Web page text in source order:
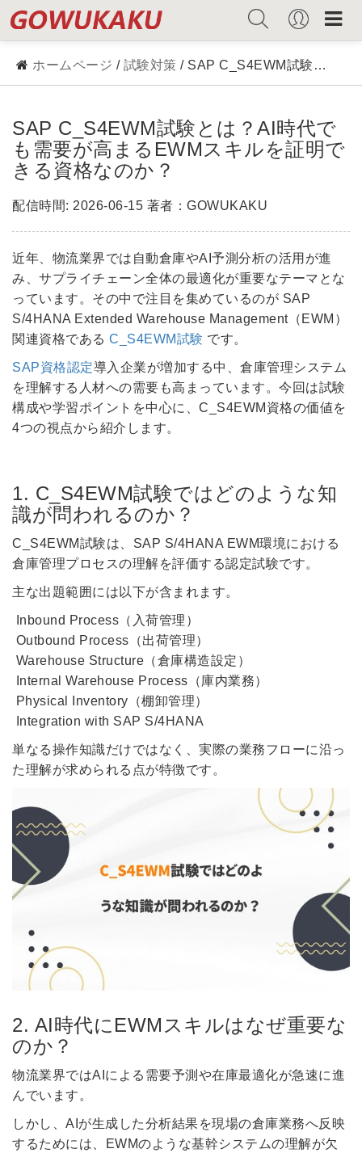
ホームページ / 試験対策 / SAP C_S4EWM試験とは？AI時代でも需要が高まるEWMスキルを証明できる資格なのか？
SAP C_S4EWM試験とは？AI時代で
も需要が高まるEWMスキルを証明で
きる資格なのか？
配信時間: 2026-06-15 著者：GOWUKAKU
近年、物流業界では自動倉庫やAI予測分析の活用が進
み、サプライチェーン全体の最適化が重要なテーマとな
っています。その中で注目を集めているのが SAP
S/4HANA Extended Warehouse Management（EWM）
関連資格である C_S4EWM試験 です。
SAP資格認定導入企業が増加する中、倉庫管理システム
を理解する人材への需要も高まっています。今回は試験
構成や学習ポイントを中心に、C_S4EWM資格の価値を
4つの視点から紹介します。
1. C_S4EWM試験ではどのような知
識が問われるのか？
C_S4EWM試験は、SAP S/4HANA EWM環境における
倉庫管理プロセスの理解を評価する認定試験です。
主な出題範囲には以下が含まれます。
Inbound Process（入荷管理）
Outbound Process（出荷管理）
Warehouse Structure（倉庫構造設定）
Internal Warehouse Process（庫内業務）
Physical Inventory（棚卸管理）
Integration with SAP S/4HANA
単なる操作知識だけではなく、実際の業務フローに沿っ
た理解が求められる点が特徴です。
2. AI時代にEWMスキルはなぜ重要な
のか？
物流業界ではAIによる需要予測や在庫最適化が急速に進
んでいます。
しかし、AIが生成した分析結果を現場の倉庫業務へ反映
するためには、EWMのような基幹システムの理解が欠